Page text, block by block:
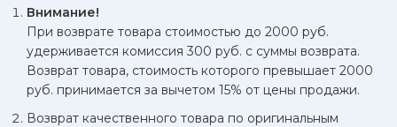
Внимание!
При возврате товара стоимостью до 2000 руб.
удерживается комиссия 300 руб. с суммы возврата.
Возврат товара, стоимость которого превышает 2000
руб. принимается за вычетом 15% от цены продажи.
Возврат качественного товара по оригинальным